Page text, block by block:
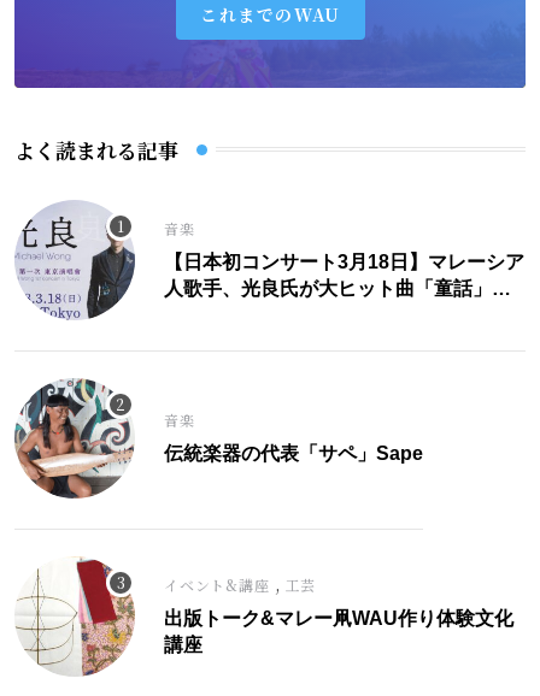
これまでのWAU
よく読まれる記事
音楽
【日本初コンサート3月18日】マレーシア
人歌手、光良氏が大ヒット曲「童話」に
音楽
伝統楽器の代表「サペ」Sape
イベント&講座 , 工芸
出版トーク&マレー凧WAU作り体験文化
講座